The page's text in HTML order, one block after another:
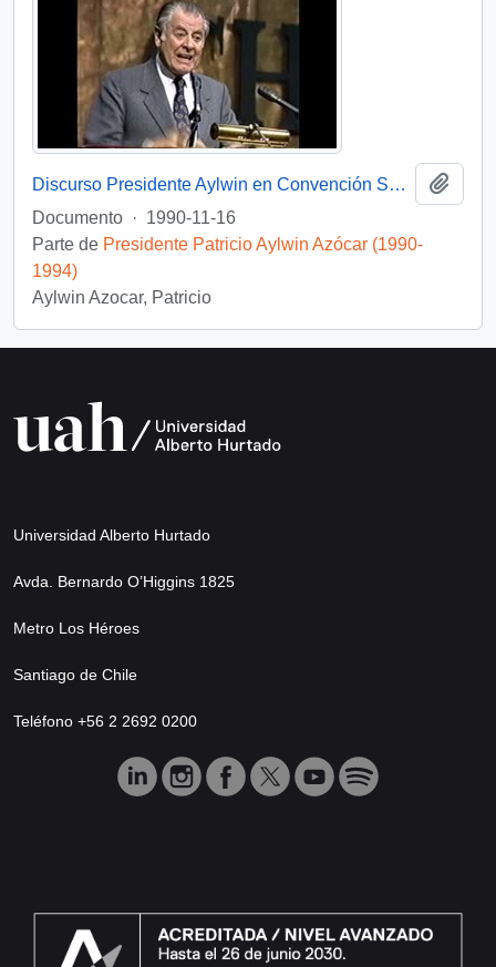
Discurso Presidente Aylwin en Convención Santiago: Video
Documento · 1990-11-16
Parte de Presidente Patricio Aylwin Azócar (1990-
1994)
Aylwin Azocar, Patricio
Universidad Alberto Hurtado
Avda. Bernardo O’Higgins 1825
Metro Los Héroes
Santiago de Chile
Teléfono +56 2 2692 0200